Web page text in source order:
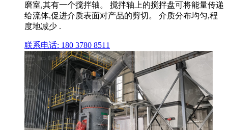
磨室,其有一个搅拌轴。 搅拌轴上的搅拌盘可将能量传递
给流体,促进介质表面对产品的剪切。 介质分布均匀,程
度地减少 .
联系电话: 180 3780 8511